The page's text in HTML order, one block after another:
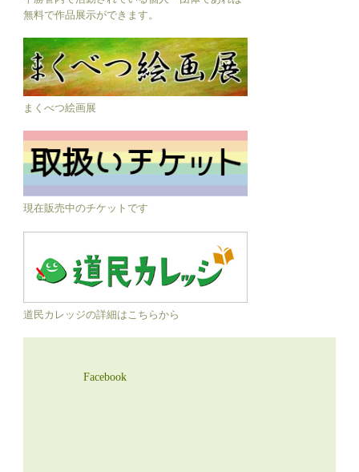
無料で作品展示ができます。
まくべつ絵画展
現在販売中のチケットです
道民カレッジの詳細はこちらから
Facebook